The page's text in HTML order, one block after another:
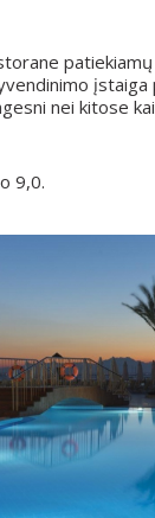
patiekiamų
nei kitose
9,0.